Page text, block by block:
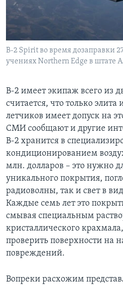
B-2 Spirit во время дозаправки
учениях Northern Edge в штате
B-2 имеет экипаж всего из
считается, что только
летчиков имеет допуск на
СМИ сообщают и другие
B-2 хранится в
кондиционированием
млн. долларов – это нужно
уникального покрытия,
радиоволны, так и свет в
Каждые семь лет это
смывая специальным
кристаллического
проверить поверхности на
повреждений.
Вопреки расхожим